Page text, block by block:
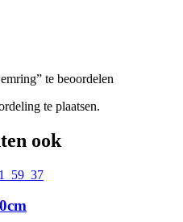
te beoordelen
te plaatsen.
ook